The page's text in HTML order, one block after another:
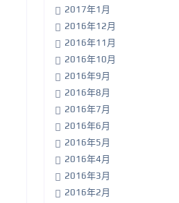
2017年1月
2016年12月
2016年11月
2016年10月
2016年9月
2016年8月
2016年7月
2016年6月
2016年5月
2016年4月
2016年3月
2016年2月